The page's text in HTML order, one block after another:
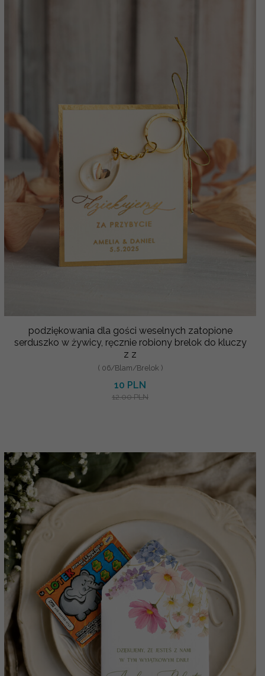
podziękowania dla gości weselnych zatopione
serduszko w żywicy, ręcznie robiony brelok do kluczy
z z
( 06/Blam/Brelok )
10 PLN
12.00 PLN